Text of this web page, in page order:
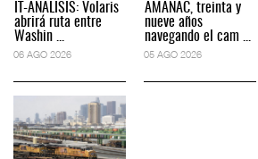
IT-ANÁLISIS: Volaris
abrirá ruta entre
Washin ...
06 AGO 2026
AMANAC, treinta y
nueve años
navegando el cam ...
05 AGO 2026